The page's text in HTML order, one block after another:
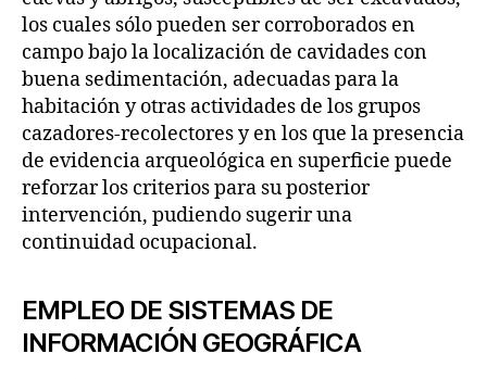
los cuales sólo pueden ser corroborados en
campo bajo la localización de cavidades con
buena sedimentación, adecuadas para la
habitación y otras actividades de los grupos
cazadores-recolectores y en los que la presencia
de evidencia arqueológica en superficie puede
reforzar los criterios para su posterior
intervención, pudiendo sugerir una
continuidad ocupacional.
EMPLEO DE SISTEMAS DE
INFORMACIÓN GEOGRÁFICA